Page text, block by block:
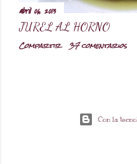
abril 06, 2013
JUREL AL HORNO
Compartir 37 comentarios
Con la